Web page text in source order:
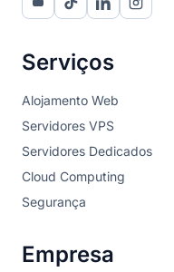
Serviços
Alojamento Web
Servidores VPS
Servidores Dedicados
Cloud Computing
Segurança
Empresa